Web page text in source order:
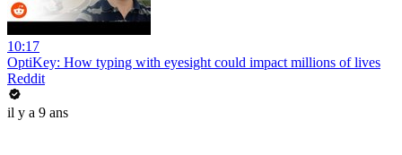
10:17
OptiKey: How typing with eyesight could impact millions of lives
Reddit
il y a 9 ans